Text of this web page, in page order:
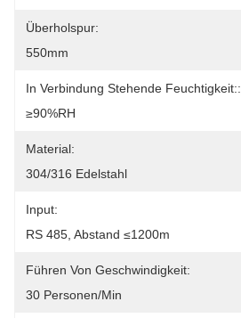
Überholspur:
550mm
In Verbindung Stehende Feuchtigkeit::
≥90%RH
Material:
304/316 Edelstahl
Input:
RS 485, Abstand ≤1200m
Führen Von Geschwindigkeit:
30 Personen/Min